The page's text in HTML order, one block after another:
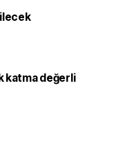
katma değerli